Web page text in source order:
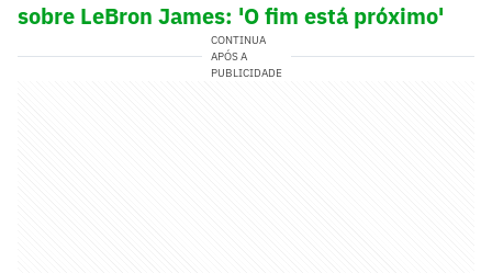
sobre LeBron James: 'O fim está próximo'
CONTINUA
APÓS A
PUBLICIDADE